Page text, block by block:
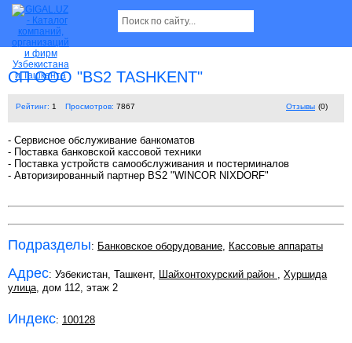
СП ООО "BS2 TASHKENT"
Рейтинг: 1 Просмотров: 7867 Отзывы (0)
- Сервисное обслуживание банкоматов
- Поставка банковской кассовой техники
- Поставка устройств самообслуживания и постерминалов
- Авторизированный партнер BS2 "WINCOR NIXDORF"
Подразделы: Банковское оборудование, Кассовые аппараты
Адрес: Узбекистан, Ташкент, Шайхонтохурский район , Хуршида
улица, дом 112, этаж 2
Индекс: 100128